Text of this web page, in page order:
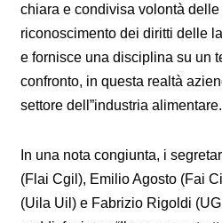
chiara e condivisa volontà
riconoscimento dei diritti delle
e fornisce una disciplina su un
confronto, in questa realtà
settore dell”industria alimentare.
In una nota congiunta, i
(Flai Cgil), Emilio Agosto (Fai
(Uila Uil) e Fabrizio Rigoldi